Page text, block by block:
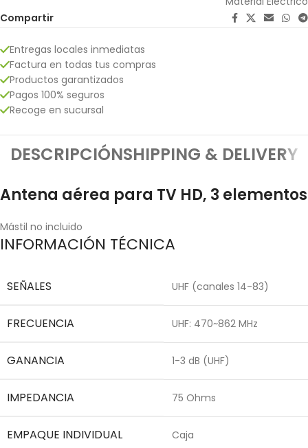
Compartir
Entregas locales inmediatas
Factura en todas tus compras
Productos garantizados
Pagos 100% seguros
Recoge en sucursal
DESCRIPCIÓNSHIPPING & DELIVERY
Antena aérea para TV HD, 3 elementos
Mástil no incluido
INFORMACIÓN TÉCNICA
SEÑALES UHF (canales 14-83)
FRECUENCIA UHF: 470~862 MHz
GANANCIA 1-3 dB (UHF)
IMPEDANCIA 75 Ohms
EMPAQUE INDIVIDUAL Caja